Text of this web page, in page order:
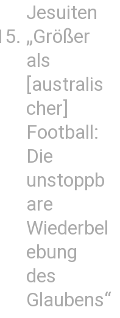
Jesuiten
„Größer
als
[australis
cher]
Football:
Die
unstoppb
are
Wiederbel
ebung
des
Glaubens“